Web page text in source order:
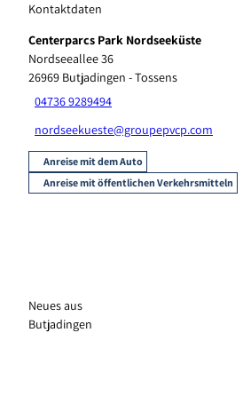
Kontaktdaten
Centerparcs Park Nordseeküste
Nordseeallee 36
26969 Butjadingen - Tossens
04736 9289494
nordseekueste@groupepvcp.com
Anreise mit dem Auto
Anreise mit öffentlichen Verkehrsmitteln
Neues aus
Butjadingen